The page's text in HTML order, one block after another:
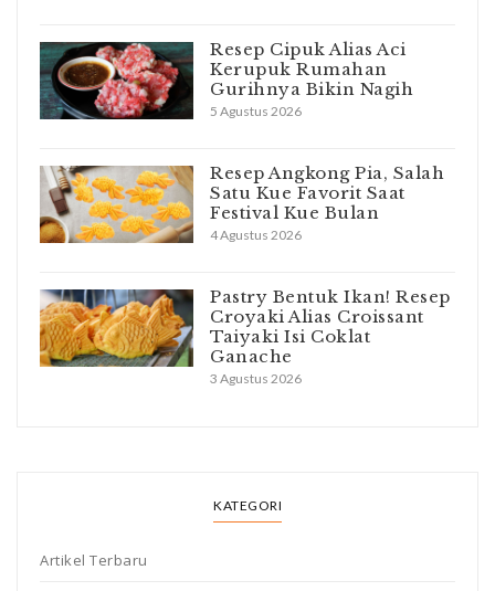
Resep Cipuk Alias Aci
Kerupuk Rumahan
Gurihnya Bikin Nagih
5 Agustus 2026
Resep Angkong Pia, Salah
Satu Kue Favorit Saat
Festival Kue Bulan
4 Agustus 2026
Pastry Bentuk Ikan! Resep
Croyaki Alias Croissant
Taiyaki Isi Coklat
Ganache
3 Agustus 2026
KATEGORI
Artikel Terbaru